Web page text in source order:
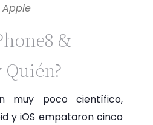
Apple
&
muy poco científico,
y iOS empataron cinco